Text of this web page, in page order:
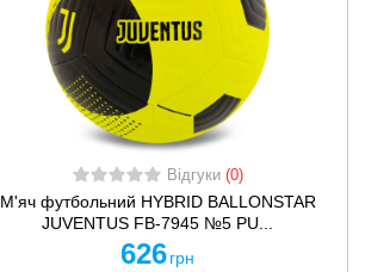
Відгуки (0)
М'яч футбольний HYBRID BALLONSTAR
JUVENTUS FB-7945 №5 PU...
626 грн